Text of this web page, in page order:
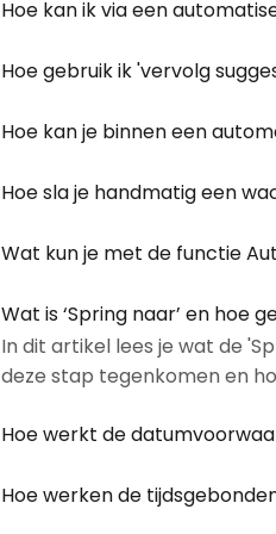
Hoe kan ik via een
Hoe gebruik ik 'vervolg
Hoe kan je binnen een
Hoe sla je handmatig een
Wat kun je met de functie
Wat is ‘Spring naar’ en hoe
In dit artikel lees je wat de
deze stap tegenkomen en
Hoe werkt de
Hoe werken de